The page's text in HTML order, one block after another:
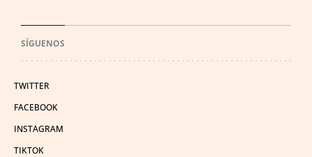
SÍGUENOS
TWITTER
FACEBOOK
INSTAGRAM
TIKTOK